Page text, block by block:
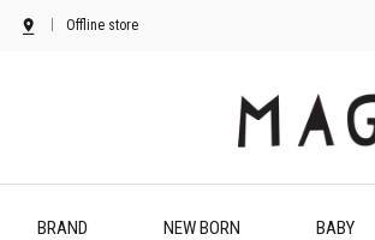
Offline store
BRAND NEW BORN BABY